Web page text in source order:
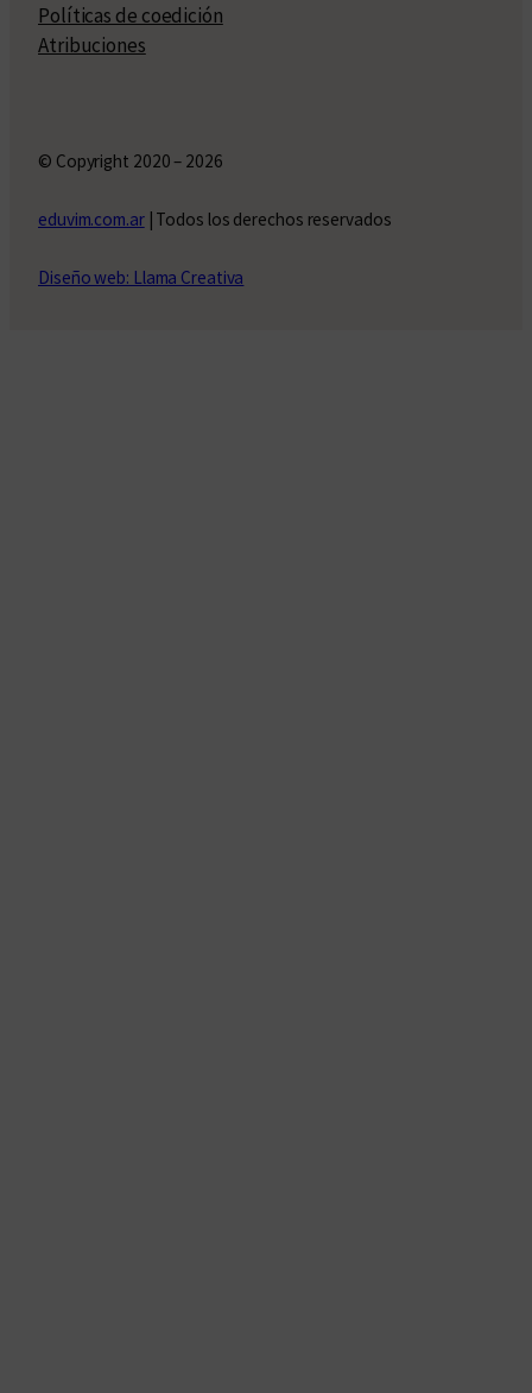
Políticas de coedición
Atribuciones
© Copyright 2020 – 2026
eduvim.com.ar| Todos los derechos reservados
Diseño web: Llama Creativa